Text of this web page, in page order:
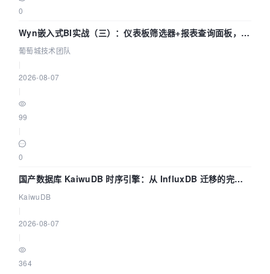
0
Wyn嵌入式BI实战（三）：仪表板筛选器+报表查询面板，参
数联动全闭环
葡萄城技术团队
2026-08-07
99
0
国产数据库 KaiwuDB 时序引擎：从 InfluxDB 迁移的完整
技术路径
KaiwuDB
2026-08-07
364